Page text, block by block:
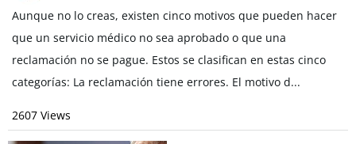
Aunque no lo creas, existen cinco motivos que pueden hacer
que un servicio médico no sea aprobado o que una
reclamación no se pague. Estos se clasifican en estas cinco
categorías: La reclamación tiene errores. El motivo d...
2607 Views